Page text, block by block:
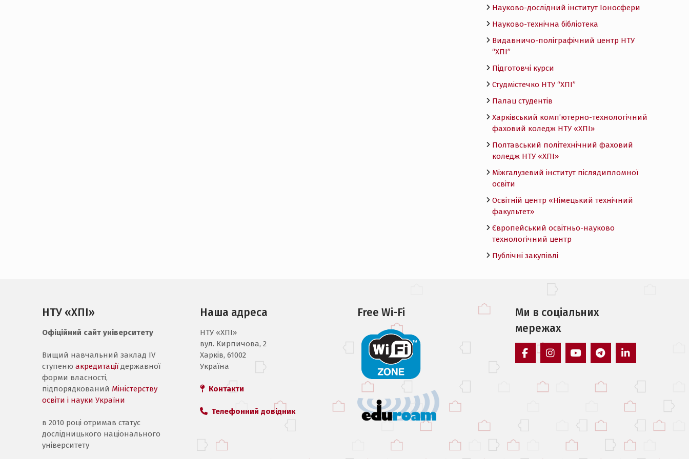
Науково-дослідний інститут Іоносфери
Науково-технічна бібліотека
Видавничо-поліграфічний центр НТУ
“ХПІ”
Підготовчі курси
Студмістечко НТУ “ХПІ”
Палац студентів
Харківський комп’ютерно-технологічний
фаховий коледж НТУ «ХПI»
Полтавський політехнічний фаховий
коледж НТУ «ХПI»
Міжгалузевий інститут післядипломної
освіти
Освітній центр «Німецький технічний
факультет»
Європейський освітньо-науково
технологічний центр
Публічні закупівлі
НТУ «ХПІ»
Офіційний сайт університету
Вищий навчальний заклад IV
ступеню акредитації державної
форми власності,
підпорядкований Міністерству
освіти і науки України
в 2010 році отримав статус
дослідницького національного
університету
Наша адреса
НТУ «ХПI»
вул. Кирпичова, 2
Харків, 61002
Україна
Контакти
Телефонний довідник
Free Wi-Fi
Ми в соцiальних
мережах